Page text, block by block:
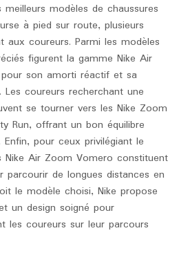
modèles de chaussures
à pied sur route, plusieurs
aux coureurs. Parmi les modèles
figurent la gamme Nike Air
son amorti réactif et sa
coureurs recherchant une
se tourner vers les Nike Zoom
Run, offrant un bon équilibre
pour ceux privilégiant le
Air Zoom Vomero constituent
de longues distances en
le modèle choisi, Nike propose
un design soigné pour
les coureurs sur leur parcours